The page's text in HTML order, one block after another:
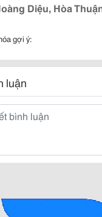
Diệu, Hòa
gợi ý:
luận